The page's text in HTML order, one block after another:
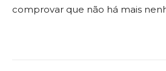
comprovar que não há mais